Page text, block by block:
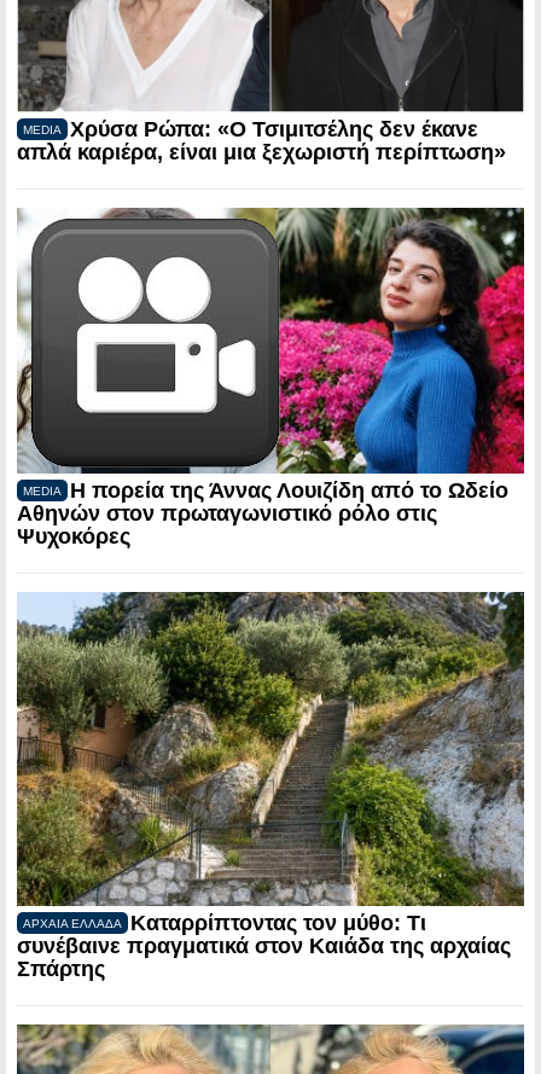
MEDIA
Χρύσα Ρώπα: «Ο Τσιμιτσέλης δεν έκανε
απλά καριέρα, είναι μια ξεχωριστή περίπτωση»
MEDIA
Η πορεία της Άννας Λουιζίδη από το Ωδείο
Αθηνών στον πρωταγωνιστικό ρόλο στις
Ψυχοκόρες
ΑΡΧΑΙΑ ΕΛΛΑΔΑ
Καταρρίπτοντας τον μύθο: Τι
συνέβαινε πραγματικά στον Καιάδα της αρχαίας
Σπάρτης